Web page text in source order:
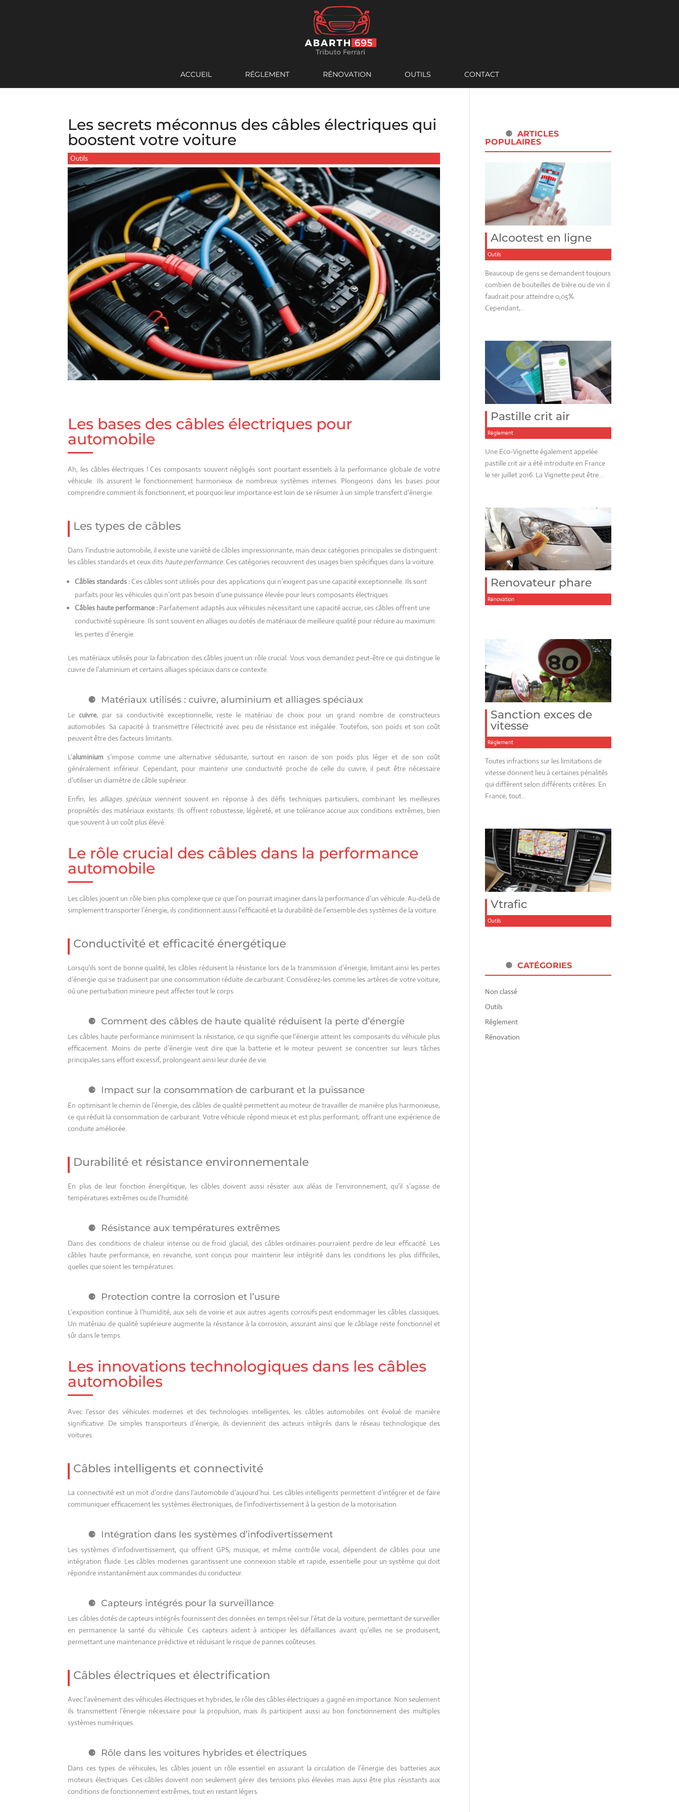
ACCUEIL RÉGLEMENT RÉNOVATION OUTILS CONTACT
Les secrets méconnus des câbles électriques qui
boostent votre voiture
Outils
Les bases des câbles électriques pour
automobile
Ah, les câbles électriques ! Ces composants souvent négligés sont pourtant essentiels à la performance globale de votre
véhicule. Ils assurent le fonctionnement harmonieux de nombreux systèmes internes. Plongeons dans les bases pour
comprendre comment ils fonctionnent, et pourquoi leur importance est loin de se résumer à un simple transfert d’énergie.
Les types de câbles
Dans l’industrie automobile, il existe une variété de câbles impressionnante, mais deux catégories principales se distinguent :
les câbles standards et ceux dits haute performance. Ces catégories recouvrent des usages bien spécifiques dans la voiture.
Câbles standards :Ces câbles sont utilisés pour des applications qui n’exigent pas une capacité exceptionnelle. Ils sont
parfaits pour les véhicules qui n’ont pas besoin d’une puissance élevée pour leurs composants électriques.
Câbles haute performance : Parfaitement adaptés aux véhicules nécessitant une capacité accrue, ces câbles offrent une
conductivité supérieure. Ils sont souvent en alliages ou dotés de matériaux de meilleure qualité pour réduire au maximum
les pertes d’énergie.
Les matériaux utilisés pour la fabrication des câbles jouent un rôle crucial. Vous vous demandez peut-être ce qui distingue le
cuivre de l’aluminium et certains alliages spéciaux dans ce contexte.
Matériaux utilisés : cuivre, aluminium et alliages spéciaux
Lecuivre, par sa conductivité exceptionnelle, reste le matériau de choix pour un grand nombre de constructeurs
automobiles. Sa capacité à transmettre l’électricité avec peu de résistance est inégalée. Toutefois, son poids et son coût
peuvent être des facteurs limitants.
L’aluminium s’impose comme une alternative séduisante, surtout en raison de son poids plus léger et de son coût
généralement inférieur. Cependant, pour maintenir une conductivité proche de celle du cuivre, il peut être nécessaire
d’utiliser un diamètre de câble supérieur.
Enfin, les alliages spéciauxviennent souvent en réponse à des défis techniques particuliers, combinant les meilleures
propriétés des matériaux existants. Ils offrent robustesse, légèreté, et une tolérance accrue aux conditions extrêmes, bien
que souvent à un coût plus élevé.
Le rôle crucial des câbles dans la performance
automobile
Les câbles jouent un rôle bien plus complexe que ce que l’on pourrait imaginer dans la performance d’un véhicule. Au-delà de
simplement transporter l’énergie, ils conditionnent aussi l’efficacité et la durabilité de l’ensemble des systèmes de la voiture.
Conductivité et efficacité énergétique
Lorsqu’ils sont de bonne qualité, les câbles réduisent la résistance lors de la transmission d’énergie, limitant ainsi les pertes
d’énergie qui se traduisent par une consommation réduite de carburant. Considérez-les comme les artères de votre voiture,
où une perturbation mineure peut affecter tout le corps.
Comment des câbles de haute qualité réduisent la perte d’énergie
Les câbles haute performance minimisent la résistance, ce qui signifie que l’énergie atteint les composants du véhicule plus
efficacement. Moins de perte d’énergie veut dire que la batterie et le moteur peuvent se concentrer sur leurs tâches
principales sans effort excessif, prolongeant ainsi leur durée de vie.
Impact sur la consommation de carburant et la puissance
En optimisant le chemin de l’énergie, des câbles de qualité permettent au moteur de travailler de manière plus harmonieuse,
ce qui réduit la consommation de carburant. Votre véhicule répond mieux et est plus performant, offrant une expérience de
conduite améliorée.
Durabilité et résistance environnementale
En plus de leur fonction énergétique, les câbles doivent aussi résister aux aléas de l’environnement, qu’il s’agisse de
températures extrêmes ou de l’humidité.
Résistance aux températures extrêmes
Dans des conditions de chaleur intense ou de froid glacial, des câbles ordinaires pourraient perdre de leur efficacité. Les
câbles haute performance, en revanche, sont conçus pour maintenir leur intégrité dans les conditions les plus difficiles,
quelles que soient les températures.
Protection contre la corrosion et l’usure
L’exposition continue à l’humidité, aux sels de voirie et aux autres agents corrosifs peut endommager les câbles classiques.
Un matériau de qualité supérieure augmente la résistance à la corrosion, assurant ainsi que le câblage reste fonctionnel et
sûr dans le temps.
Les innovations technologiques dans les câbles
automobiles
Avec l’essor des véhicules modernes et des technologies intelligentes, les câbles automobiles ont évolué de manière
significative. De simples transporteurs d’énergie, ils deviennent des acteurs intégrés dans le réseau technologique des
voitures.
Câbles intelligents et connectivité
La connectivité est un mot d’ordre dans l’automobile d’aujourd’hui. Les câbles intelligents permettent d’intégrer et de faire
communiquer efficacement les systèmes électroniques, de l’infodivertissement à la gestion de la motorisation.
Intégration dans les systèmes d’infodivertissement
Les systèmes d’infodivertissement, qui offrent GPS, musique, et même contrôle vocal, dépendent de câbles pour une
intégration fluide. Les câbles modernes garantissent une connexion stable et rapide, essentielle pour un système qui doit
répondre instantanément aux commandes du conducteur.
Capteurs intégrés pour la surveillance
Les câbles dotés de capteurs intégrés fournissent des données en temps réel sur l’état de la voiture, permettant de surveiller
en permanence la santé du véhicule. Ces capteurs aident à anticiper les défaillances avant qu’elles ne se produisent,
permettant une maintenance prédictive et réduisant le risque de pannes coûteuses.
Câbles électriques et électrification
Avec l’avènement des véhicules électriques et hybrides, le rôle des câbles électriques a gagné en importance. Non seulement
ils transmettent l’énergie nécessaire pour la propulsion, mais ils participent aussi au bon fonctionnement des multiples
systèmes numériques.
Rôle dans les voitures hybrides et électriques
Dans ces types de véhicules, les câbles jouent un rôle essentiel en assurant la circulation de l’énergie des batteries aux
moteurs électriques. Ces câbles doivent non seulement gérer des tensions plus élevées mais aussi être plus résistants aux
conditions de fonctionnement extrêmes, tout en restant légers.
ARTICLES
POPULAIRES
Alcootest en ligne
Outils
Beaucoup de gens se demandent toujours
combien de bouteilles de bière ou de vin il
faudrait pour atteindre 0,05%.
Cependant,…
Pastille crit air
Réglement
Une Eco-Vignette également appelée
pastille crit air a été introduite en France
le 1er juillet 2016. La Vignette peut être…
Renovateur phare
Rénovation
Sanction exces de
vitesse
Réglement
Toutes infractions sur les limitations de
vitesse donnent lieu à certaines pénalités
qui diffèrent selon différents critères. En
France, tout…
Vtrafic
Outils
CATÉGORIES
Non classé
Outils
Réglement
Rénovation